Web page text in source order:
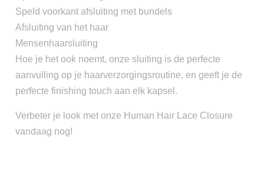
Speld voorkant afsluiting met bundels
Afsluiting van het haar
Mensenhaarsluiting
Hoe je het ook noemt, onze sluiting is de perfecte
aanvulling op je haarverzorgingsroutine, en geeft je de
perfecte finishing touch aan elk kapsel.
Verbeter je look met onze Human Hair Lace Closure
vandaag nog!